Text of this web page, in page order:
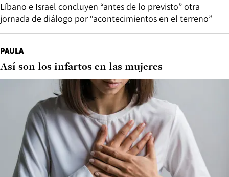
Líbano e Israel concluyen “antes de lo previsto” otra
jornada de diálogo por “acontecimientos en el terreno”
PAULA
Así son los infartos en las mujeres